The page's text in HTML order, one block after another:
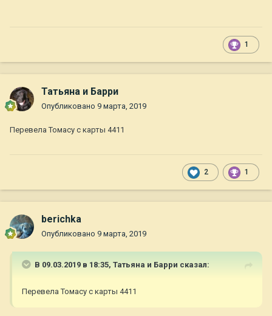
1
Татьяна и Барри
Опубликовано 9 марта, 2019
Перевела Томасу с карты 4411
2 1
berichka
Опубликовано 9 марта, 2019
В 09.03.2019 в 18:35, Татьяна и Барри сказал:
Перевела Томасу с карты 4411